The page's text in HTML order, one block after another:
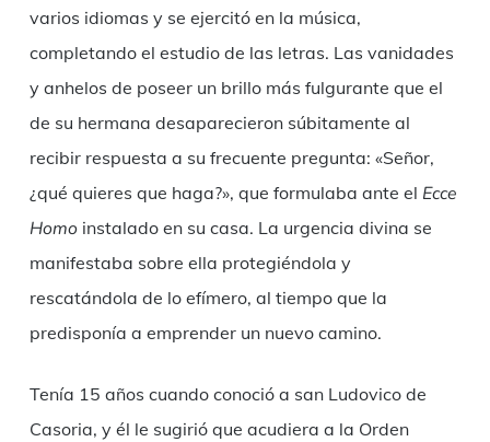
varios idiomas y se ejercitó en la música,
completando el estudio de las letras. Las vanidades
y anhelos de poseer un brillo más fulgurante que el
de su hermana desaparecieron súbitamente al
recibir respuesta a su frecuente pregunta: «Señor,
¿qué quieres que haga?», que formulaba ante el Ecce
Homoinstalado en su casa. La urgencia divina se
manifestaba sobre ella protegiéndola y
rescatándola de lo efímero, al tiempo que la
predisponía a emprender un nuevo camino.
Tenía 15 años cuando conoció a san Ludovico de
Casoria, y él le sugirió que acudiera a la Orden